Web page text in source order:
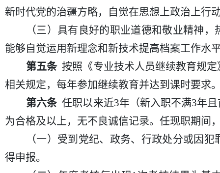
新时代党的治疆方略，自觉在思想上政治上行
（三）具有良好的职业道德和敬业精神
能够自觉运用新理念和新技术提高档案工作水
第五条按照《专业技术人员继续教育规定
相关规定，每年参加继续教育并达到课时要求
第六条任职以来近3年（新入职不满3年
为合格及以上，无不良诚信记录。任现职期间
（一）受到党纪、政务、行政处分或因
得申报。